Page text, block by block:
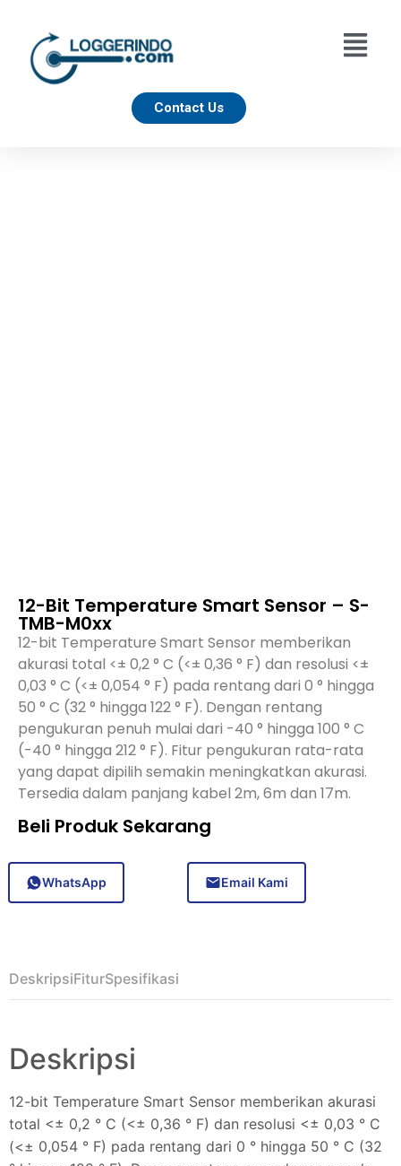
Contact Us
12-Bit Temperature Smart Sensor – S-
TMB-M0xx
12-bit Temperature Smart Sensor memberikan
akurasi total <± 0,2 ° C (<± 0,36 ° F) dan resolusi <±
0,03 ° C (<± 0,054 ° F) pada rentang dari 0 ° hingga
50 ° C (32 ° hingga 122 ° F). Dengan rentang
pengukuran penuh mulai dari -40 ° hingga 100 ° C
(-40 ° hingga 212 ° F). Fitur pengukuran rata-rata
yang dapat dipilih semakin meningkatkan akurasi.
Tersedia dalam panjang kabel 2m, 6m dan 17m.
Beli Produk Sekarang
WhatsApp Email Kami
DeskripsiFiturSpesifikasi
Deskripsi
12-bit Temperature Smart Sensor memberikan akurasi
total <± 0,2 ° C (<± 0,36 ° F) dan resolusi <± 0,03 ° C
(<± 0,054 ° F) pada rentang dari 0 ° hingga 50 ° C (32